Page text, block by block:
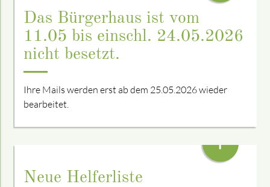
Das Bürgerhaus ist vom
11.05 bis einschl. 24.05.2026
nicht besetzt.
Ihre Mails werden erst ab dem 25.05.2026 wieder
bearbeitet.
Neue Helferliste
+